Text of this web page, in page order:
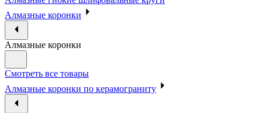
Алмазные коронки
Алмазные коронки
Смотреть все товары
Алмазные коронки по керамограниту